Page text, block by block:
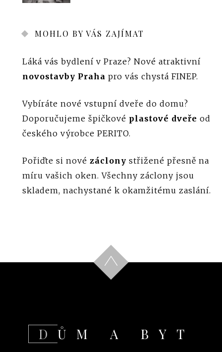
MOHLO BY VÁS ZAJÍMAT
Láká vás bydlení v Praze? Nové atraktivní
novostavby Praha pro vás chystá FINEP.
Vybíráte nové vstupní dveře do domu?
Doporučujeme špičkové plastové dveře od
českého výrobce PERITO.
Pořiďte si nové záclony střižené přesně na
míru vašich oken. Všechny záclony jsou
skladem, nachystané k okamžitému zaslání.
DŮM A BYT